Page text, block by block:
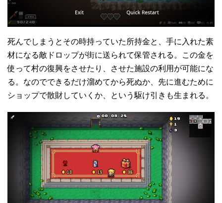
死んでしまうとその時持っていた所持金と、手に入れた素
材になる敵ドロップが街に送られて保管される。この金を
使って村の復興をさせたり、させた施設の利用が可能にな
る。なのでできるだけ溜めてから死ぬか、先に進むために
ショップで散財していくか、という駆け引きも生まれる。